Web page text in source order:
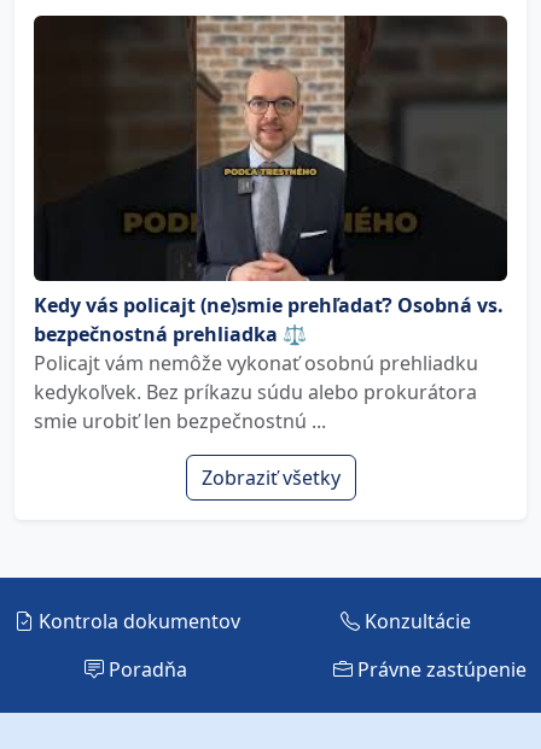
Kedy vás policajt (ne)smie prehľadať? Osobná vs.
bezpečnostná prehliadka ⚖️
Policajt vám nemôže vykonať osobnú prehliadku
kedykoľvek. Bez príkazu súdu alebo prokurátora
smie urobiť len bezpečnostnú ...
Zobraziť všetky
Kontrola dokumentov
Konzultácie
Poradňa
Právne zastúpenie